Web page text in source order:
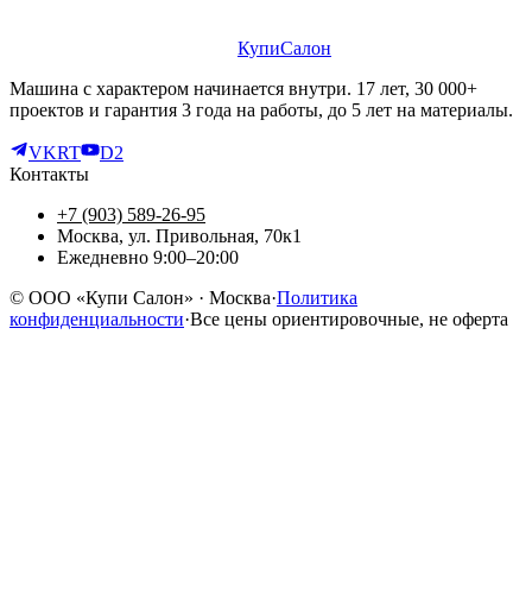
КупиСалон
Машина с характером начинается внутри. 17 лет, 30 000+
проектов и гарантия 3 года на работы, до 5 лет на материалы.
VKRT
D2
Контакты
+7 (903) 589-26-95
Москва, ул. Привольная, 70к1
Ежедневно 9:00–20:00
© ООО «Купи Салон» · Москва·Политика
конфиденциальности·Все цены ориентировочные, не оферта